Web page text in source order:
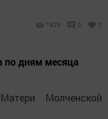
1929 0 0
по дням месяца
Молченской